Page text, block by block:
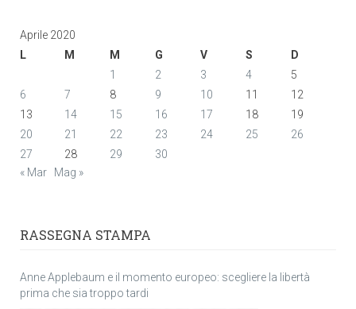
Aprile 2020
L
M M G V S
D
1
2 3 4
5
6
7 8 9 10 11
12
13
14 15 16 17 18
19
20
21 22 23 24 25
26
27
28 29
30
« Mar
Mag »
RASSEGNA STAMPA
Anne Applebaum e il momento europeo: scegliere la libertà
prima che sia troppo tardi